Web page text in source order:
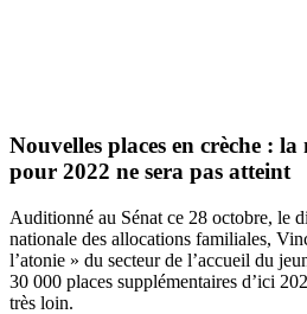
Nouvelles places en crèche :
pour 2022 ne sera pas atteint
Auditionné au Sénat ce 28 octobre, le
nationale des allocations familiales,
l’atonie » du secteur de l’accueil du
30 000 places supplémentaires d’ici
très loin.